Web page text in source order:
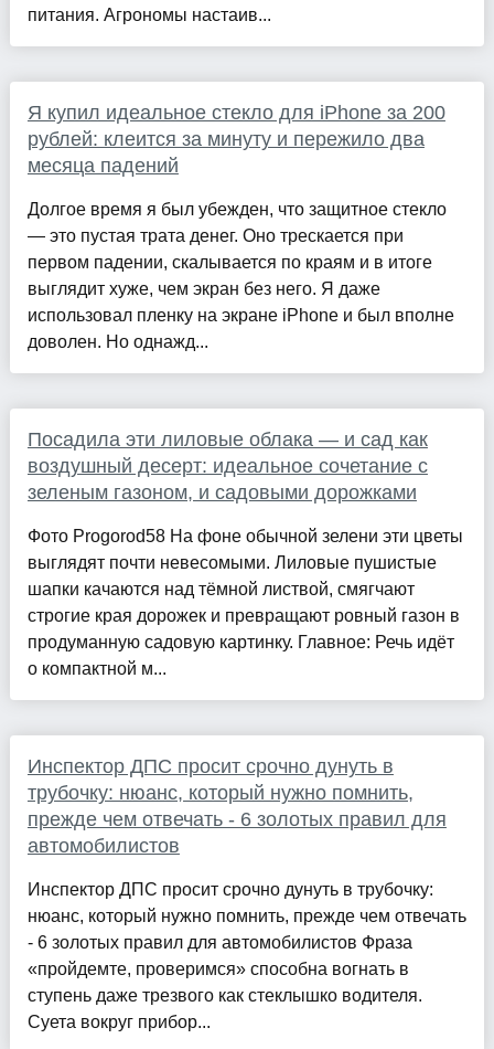
питания. Агрономы настаив...
Я купил идеальное стекло для iPhone за 200
рублей: клеится за минуту и пережило два
месяца падений
Долгое время я был убежден, что защитное стекло
— это пустая трата денег. Оно трескается при
первом падении, скалывается по краям и в итоге
выглядит хуже, чем экран без него. Я даже
использовал пленку на экране iPhone и был вполне
доволен. Но однажд...
Посадила эти лиловые облака — и сад как
воздушный десерт: идеальное сочетание с
зеленым газоном, и садовыми дорожками
Фото Progorod58 На фоне обычной зелени эти цветы
выглядят почти невесомыми. Лиловые пушистые
шапки качаются над тёмной листвой, смягчают
строгие края дорожек и превращают ровный газон в
продуманную садовую картинку. Главное: Речь идёт
о компактной м...
Инспектор ДПС просит срочно дунуть в
трубочку: нюанс, который нужно помнить,
прежде чем отвечать - 6 золотых правил для
автомобилистов
Инспектор ДПС просит срочно дунуть в трубочку:
нюанс, который нужно помнить, прежде чем отвечать
- 6 золотых правил для автомобилистов Фраза
«пройдемте, проверимся» способна вогнать в
ступень даже трезвого как стеклышко водителя.
Суета вокруг прибор...